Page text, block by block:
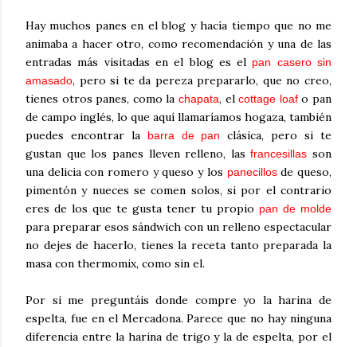
Hay muchos panes en el blog y hacía tiempo que no me
animaba a hacer otro, como recomendación y una de las
entradas más visitadas en el blog es el pan casero sin
amasado, pero si te da pereza prepararlo, que no creo,
tienes otros panes, como la chapata, elcottage loaf o pan
de campo inglés, lo que aquí llamaríamos hogaza, también
puedes encontrar la
barra de pan
clásica, pero si te
gustan que los panes lleven relleno, lasfrancesillas son
una delicia con romero y queso y los panecillosde queso,
pimentón y nueces se comen solos, si por el contrario
eres de los que te gusta tener tu propio pan de molde
para preparar esos sándwich con un relleno espectacular
no dejes de hacerlo, tienes la receta tanto preparada la
masa con thermomix, como sin el.
Por si me preguntáis donde compre yo la harina de
espelta, fue en el Mercadona. Parece que no hay ninguna
diferencia entre la harina de trigo y la de espelta, por el